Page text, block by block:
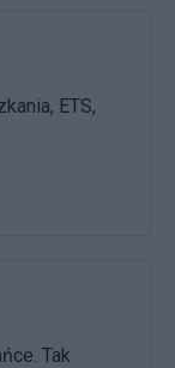
ETS,
Tak